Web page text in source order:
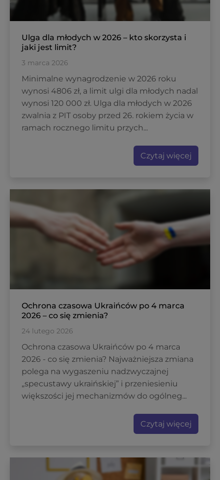
Ulga dla młodych w 2026 – kto skorzysta i
jaki jest limit?
3 marca 2026
Minimalne wynagrodzenie w 2026 roku
wynosi 4806 zł, a limit ulgi dla młodych nadal
wynosi 120 000 zł. Ulga dla młodych w 2026
zwalnia z PIT osoby przed 26. rokiem życia w
ramach rocznego limitu przych...
Czytaj więcej
Ochrona czasowa Ukraińców po 4 marca
2026 – co się zmienia?
24 lutego 2026
Ochrona czasowa Ukraińców po 4 marca
2026 - co się zmienia? Najważniejsza zmiana
polega na wygaszeniu nadzwyczajnej
„specustawy ukraińskiej” i przeniesieniu
większości jej mechanizmów do ogólneg...
Czytaj więcej